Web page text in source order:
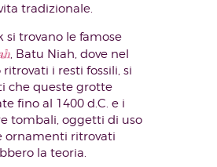
tradizionale.
si trovano le famose
, Batu Niah, dove nel
i resti fossili, si
che queste grotte
fino al 1400 d.C. e i
tombali, oggetti di uso
ornamenti ritrovati
la teoria.